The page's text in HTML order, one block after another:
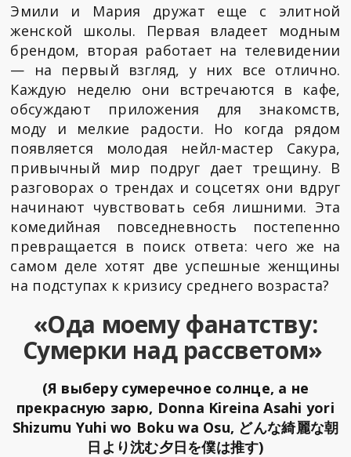
Эмили и Мария дружат еще с элитной
женской школы. Первая владеет модным
брендом, вторая работает на телевидении
— на первый взгляд, у них все отлично.
Каждую неделю они встречаются в кафе,
обсуждают приложения для знакомств,
моду и мелкие радости. Но когда рядом
появляется молодая нейл-мастер Сакура,
привычный мир подруг дает трещину. В
разговорах о трендах и соцсетях они вдруг
начинают чувствовать себя лишними. Эта
комедийная повседневность постепенно
превращается в поиск ответа: чего же на
самом деле хотят две успешные женщины
на подступах к кризису среднего возраста?
«Ода моему фанатству:
Сумерки над рассветом»
(Я выберу сумеречное солнце, а не
прекрасную зарю, Donna Kireina Asahi yori
Shizumu Yuhi wo Boku wa Osu, どんな綺麗な朝
日より沈む夕日を僕は推す)